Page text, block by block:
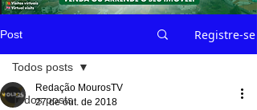
Post Registre-se
Todos posts
Todos posts
Redação MourosTV
27 de out. de 2018